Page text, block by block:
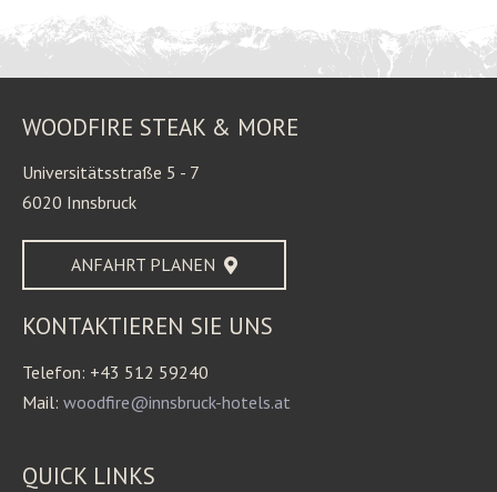
WOODFIRE STEAK & MORE
Universitätsstraße 5 - 7
6020 Innsbruck
ANFAHRT PLANEN
KONTAKTIEREN SIE UNS
Telefon: +43 512 59240
Mail: woodfire@innsbruck-hotels.at
QUICK LINKS